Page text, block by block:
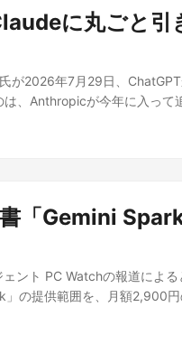
の利用で一定の実績がある。
環境への組み込みが進む可
り、日本語タスクでの実力
の検証を待つ必要がある。 出
27Bも！ ～同社初の大規模
したものです。
はあらゆるレベルで最良の価
下げが低価格を武器に台頭
注目点 GPT-5.6シリーズの価
る場合、追加の申請や契約変
のトークンを消費するチャ
て、コスト構造を大きく変
を軸にプロダクトを設計する
発？GPT-5.6が最大80%値
のです。
が即座に賛同 OpenAIは
非常に大きくなり、世界が
政府主導の取り組みに貢献し
・幹部が署名したとして支
が自らを作るとき)」だ
をClaudeが書いていると明
を蒸留して開発された疑いを
に言及している。Kimi K3
内の危機感を強めている。
いことは、Anthropic自身も
組みは声明に示されておら
の意味 日本には現時点でこ
に丸ごと引
が2026年7月29日、
、Anthropicが今年に入っ
、ChatGPTに蓄積してきた
契約に反発するユーザーの
説より) 記事によれば、手順
」)を開き、「チャッ
インポート」の「インポー
パーソナライズ」を開き、メ
にした場合は反映まで数時間
「Gemini
ント PC Watchの報道によ
の提供範囲を、月額2,900
AI Ultra」だけの限定機能